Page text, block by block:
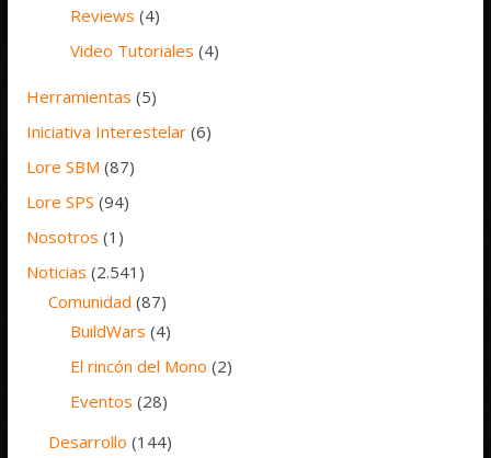
Reviews (4)
Video Tutoriales (4)
Herramientas (5)
Iniciativa Interestelar (6)
Lore SBM (87)
Lore SPS (94)
Nosotros (1)
Noticias (2.541)
Comunidad (87)
BuildWars (4)
El rincón del Mono (2)
Eventos (28)
Desarrollo (144)